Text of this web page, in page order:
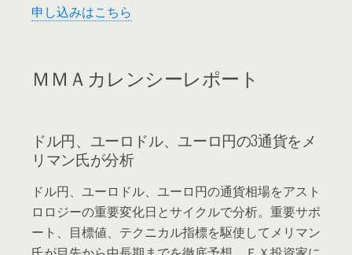
申し込みはこちら
ＭＭＡカレンシーレポート
ドル円、ユーロドル、ユーロ円の3通貨をメ
リマン氏が分析
ドル円、ユーロドル、ユーロ円の通貨相場をアスト
ロロジーの重要変化日とサイクルで分析。重要サポ
ート、目標値、テクニカル指標を駆使してメリマン